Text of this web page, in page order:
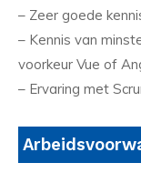
– Zeer goede
– Kennis van
voorkeur Vue of
– Ervaring met